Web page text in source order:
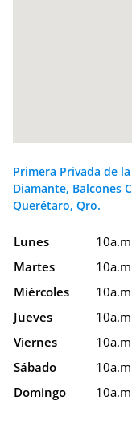
Primera Privada de
Diamante, Balcones
Querétaro, Qro.
Lunes
Martes
Miércoles
Jueves
Viernes
Sábado
Domingo